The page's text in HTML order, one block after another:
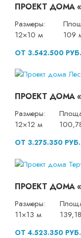
ПРОЕКТ ДОМА
Размеры:
12×10 м
109
ОТ 3.542.500 РУБ.
ПРОЕКТ ДОМА
Размеры:
12×12 м
ОТ 3.275.350 РУБ.
ПРОЕКТ ДОМА
Размеры:
11×13 м
ОТ 4.523.350 РУБ.